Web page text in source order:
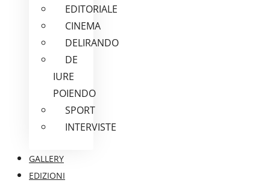
EDITORIALE
CINEMA
DELIRANDO
DE
IURE
POIENDO
SPORT
INTERVISTE
GALLERY
EDIZIONI